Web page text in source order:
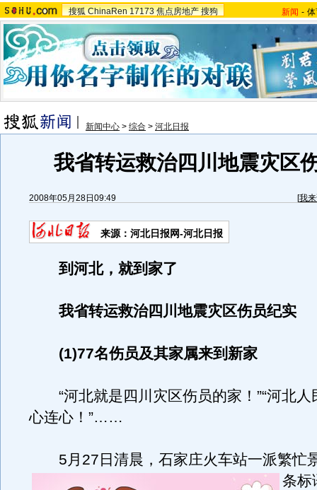
搜狐 ChinaRen 17173 焦点房地产 搜狗 新闻 -
新闻中心 > 综合 > 河北日报
我省转运救治四川地震灾区
2008年05月28日09:49 [我
来源：河北日报网-河北日报
到河北，就到家了
我省转运救治四川地震灾区伤员纪实
(1)77名伤员及其家属来到新家
“河北就是四川灾区伤员的家！”“河北人
心连心！”……
5月27日清晨，石家庄火车站一派繁忙
条标